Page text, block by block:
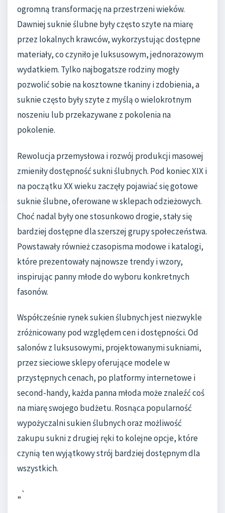
ogromną transformację na przestrzeni wieków.
Dawniej suknie ślubne były często szyte na miarę
przez lokalnych krawców, wykorzystując dostępne
materiały, co czyniło je luksusowym, jednorazowym
wydatkiem. Tylko najbogatsze rodziny mogły
pozwolić sobie na kosztowne tkaniny i zdobienia, a
suknie często były szyte z myślą o wielokrotnym
noszeniu lub przekazywane z pokolenia na
pokolenie.
Rewolucja przemysłowa i rozwój produkcji masowej
zmieniły dostępność sukni ślubnych. Pod koniec XIX i
na początku XX wieku zaczęły pojawiać się gotowe
suknie ślubne, oferowane w sklepach odzieżowych.
Choć nadal były one stosunkowo drogie, stały się
bardziej dostępne dla szerszej grupy społeczeństwa.
Powstawały również czasopisma modowe i katalogi,
które prezentowały najnowsze trendy i wzory,
inspirując panny młode do wyboru konkretnych
fasonów.
Współcześnie rynek sukien ślubnych jest niezwykle
zróżnicowany pod względem cen i dostępności. Od
salonów z luksusowymi, projektowanymi sukniami,
przez sieciowe sklepy oferujące modele w
przystępnych cenach, po platformy internetowe i
second-handy, każda panna młoda może znaleźć coś
na miarę swojego budżetu. Rosnąca popularność
wypożyczalni sukien ślubnych oraz możliwość
zakupu sukni z drugiej ręki to kolejne opcje, które
czynią ten wyjątkowy strój bardziej dostępnym dla
wszystkich.
„`